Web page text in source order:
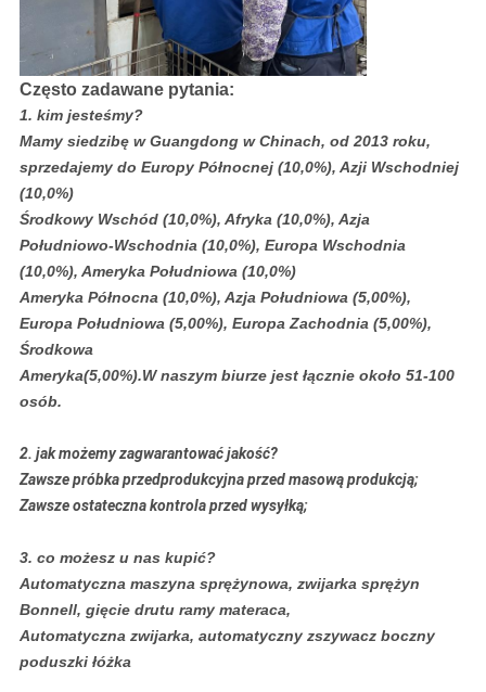
Często zadawane pytania:
1. kim jesteśmy?
Mamy siedzibę w Guangdong w Chinach, od 2013 roku,
sprzedajemy do Europy Północnej (10,0%), Azji Wschodniej
(10,0%)
Środkowy Wschód (10,0%), Afryka (10,0%), Azja
Południowo-Wschodnia (10,0%), Europa Wschodnia
(10,0%), Ameryka Południowa (10,0%)
Ameryka Północna (10,0%), Azja Południowa (5,00%),
Europa Południowa (5,00%), Europa Zachodnia (5,00%),
Środkowa
Ameryka(5,00%).W naszym biurze jest łącznie około 51-100
osób.
2. jak możemy zagwarantować jakość?
Zawsze próbka przedprodukcyjna przed masową produkcją;
Zawsze ostateczna kontrola przed wysyłką;
3. co możesz u nas kupić?
Automatyczna maszyna sprężynowa, zwijarka sprężyn
Bonnell, gięcie drutu ramy materaca,
Automatyczna zwijarka, automatyczny zszywacz boczny
poduszki łóżka